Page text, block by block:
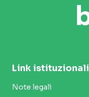
Link istituzionali
Note legali